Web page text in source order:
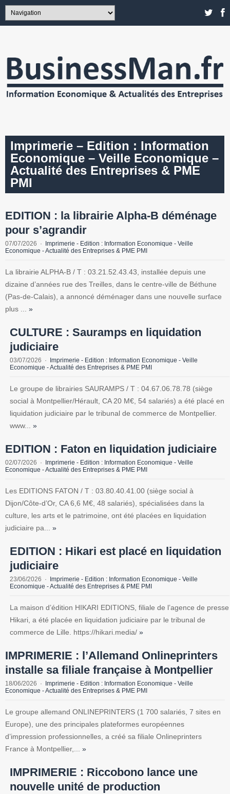
Imprimerie – Edition : Information
Economique – Veille Economique –
Actualité des Entreprises & PME
PMI
EDITION : la librairie Alpha-B déménage
pour s’agrandir
07/07/2026
Imprimerie - Edition : Information Economique - Veille
Economique - Actualité des Entreprises & PME PMI
La librairie ALPHA-B / T : 03.21.52.43.43, installée depuis une
dizaine d’années rue des Treilles, dans le centre-ville de Béthune
(Pas-de-Calais), a annoncé déménager dans une nouvelle surface
plus ... »
CULTURE : Sauramps en liquidation
judiciaire
03/07/2026
Imprimerie - Edition : Information Economique - Veille
Economique - Actualité des Entreprises & PME PMI
Le groupe de librairies SAURAMPS / T : 04.67.06.78.78 (siège
social à Montpellier/Hérault, CA 20 M€, 54 salariés) a été placé en
liquidation judiciaire par le tribunal de commerce de Montpellier.
www... »
EDITION : Faton en liquidation judiciaire
02/07/2026
Imprimerie - Edition : Information Economique - Veille
Economique - Actualité des Entreprises & PME PMI
Les EDITIONS FATON / T : 03.80.40.41.00 (siège social à
Dijon/Côte-d’Or, CA 6,6 M€, 48 salariés), spécialisées dans la
culture, les arts et le patrimoine, ont été placées en liquidation
judiciaire pa... »
EDITION : Hikari est placé en liquidation
judiciaire
23/06/2026
Imprimerie - Edition : Information Economique - Veille
Economique - Actualité des Entreprises & PME PMI
La maison d’édition HIKARI EDITIONS, filiale de l’agence de presse
Hikari, a été placée en liquidation judiciaire par le tribunal de
commerce de Lille. https://hikari.media/ »
IMPRIMERIE : l’Allemand Onlineprinters
installe sa filiale française à Montpellier
18/06/2026
Imprimerie - Edition : Information Economique - Veille
Economique - Actualité des Entreprises & PME PMI
Le groupe allemand ONLINEPRINTERS (1 700 salariés, 7 sites en
Europe), une des principales plateformes européennes
d’impression professionnelles, a créé sa filiale Onlineprinters
France à Montpellier,... »
IMPRIMERIE : Riccobono lance une
nouvelle unité de production